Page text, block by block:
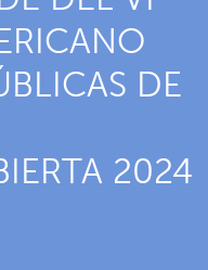
DE
2024